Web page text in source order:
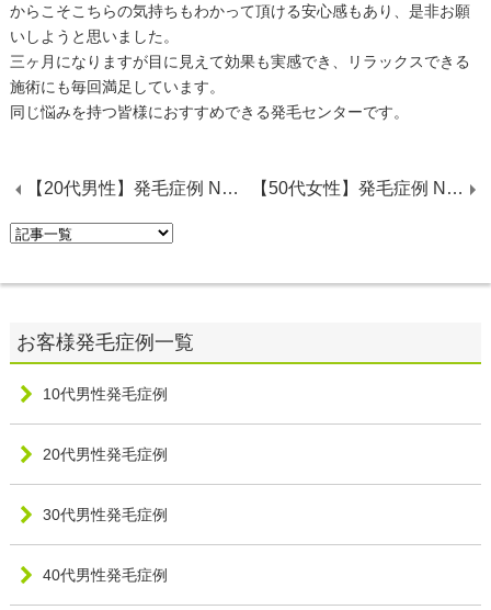
からこそこちらの気持ちもわかって頂ける安心感もあり、是非お願
いしようと思いました。
三ヶ月になりますが目に見えて効果も実感でき、リラックスできる
施術にも毎回満足しています。
同じ悩みを持つ皆様におすすめできる発毛センターです。
【20代男性】発毛症例 No.7 【50代女性】発毛症例 No.8
10代男性発毛症例
20代男性発毛症例
30代男性発毛症例
40代男性発毛症例